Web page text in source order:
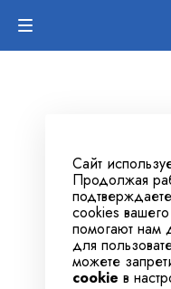
Сайт
Продолжая
cookies
помогают нам
для
можете
cookie в